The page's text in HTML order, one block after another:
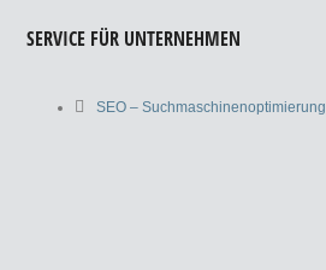
SERVICE FÜR UNTERNEHMEN
SEO – Suchmaschinenoptimierung